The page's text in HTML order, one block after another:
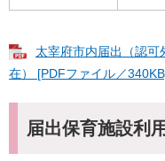
太宰府市内届出（認可
在） [PDFファイル／
届出保育施設利